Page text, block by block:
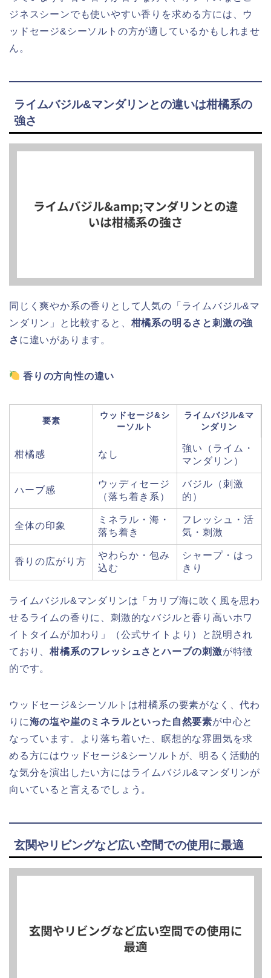
ジネスシーンでも使いやすい香りを求める方には、ウ
ッドセージ&シーソルトの方が適しているかもしれませ
ん。
ライムバジル&マンダリンとの違いは柑橘系の
強さ
同じく爽やか系の香りとして人気の「ライムバジル&マ
ンダリン」と比較すると、 柑橘系の明るさと刺激の強
さ に違いがあります。
香りの方向性の違い
要素
ウッドセージ&シ
ーソルト
ライムバジル&マ
ンダリン
柑橘感 なし
強い（ライム・
マンダリン）
ハーブ感
ウッディセージ
（落ち着き系）
バジル（刺激
的）
全体の印象
ミネラル・海・
落ち着き
フレッシュ・活
気・刺激
香りの広がり方
やわらか・包み
込む
シャープ・はっ
きり
ライムバジル&マンダリンは「カリブ海に吹く風を思わ
せるライムの香りに、刺激的なバジルと香り高いホワ
イトタイムが加わり」（公式サイトより）と説明され
ており、柑橘系のフレッシュさとハーブの刺激が特徴
的です。
ウッドセージ&シーソルトは柑橘系の要素がなく、代わ
りに海の塩や崖のミネラルといった自然要素が中心と
なっています。より落ち着いた、瞑想的な雰囲気を求
める方にはウッドセージ&シーソルトが、明るく活動的
な気分を演出したい方にはライムバジル&マンダリンが
向いていると言えるでしょう。
玄関やリビングなど広い空間での使用に最適